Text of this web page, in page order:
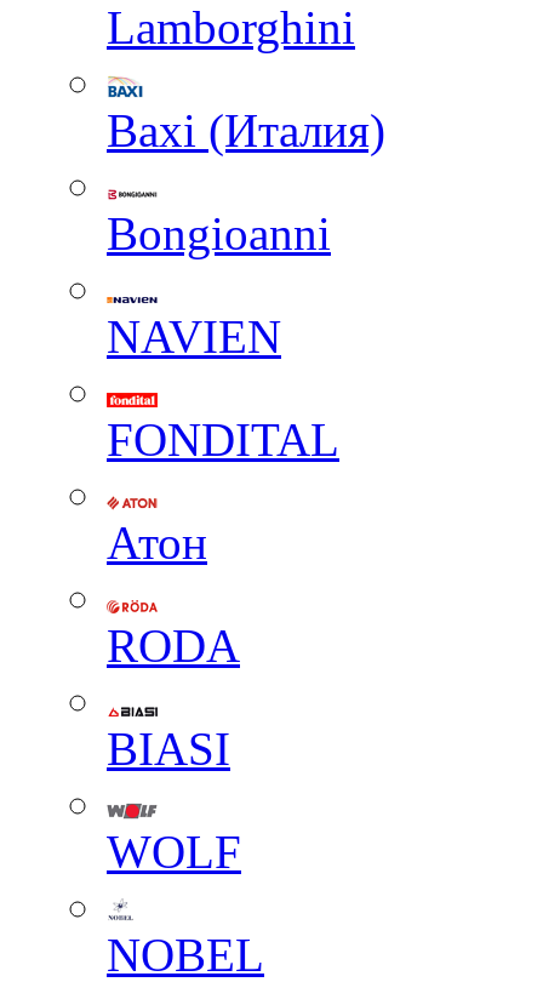
Lamborghini
Baxi (Италия)
Вongioanni
NAVIEN
FONDITAL
Атон
RODA
BIASI
WOLF
NOBEL